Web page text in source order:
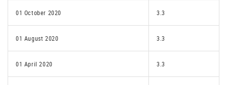
01 October 2020 3.3
01 August 2020 3.3
01 April 2020 3.3